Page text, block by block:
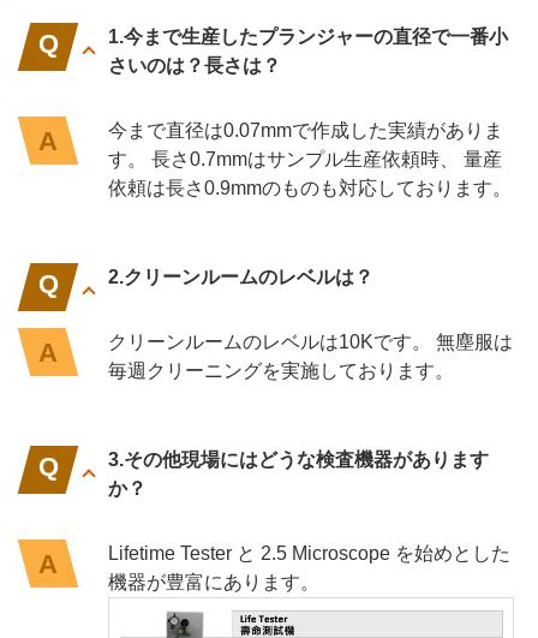
1.今まで生産したプランジャーの直径で一番小
さいのは？長さは？
今まで直径は0.07mmで作成した実績がありま
す。 長さ0.7mmはサンプル生産依頼時、 量産
依頼は長さ0.9mmのものも対応しております。
2.クリーンルームのレベルは？
クリーンルームのレベルは10Kです。 無塵服は
毎週クリーニングを実施しております。
3.その他現場にはどうな検査機器があります
か？
Lifetime Tester と 2.5 Microscope を始めとした
機器が豊富にあります。